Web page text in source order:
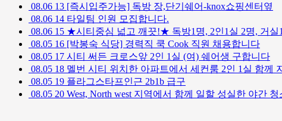
08.06 13 [즉시입주가능] 독방 장,단기쉐어-knox쇼핑센터옆
08.06 14 타일팀 인원 모집합니다.
08.06 15 ★시티중심 넓고 깨끗!★ 독방1명, 2인1실 2명, 거실
08.05 16 [박봉숙 식당] 경력직 쿡 Cook 직원 채용합니다
08.05 17 시티 써든 크로스앞 2인 1실 (여) 쉐어생 구합니다
08.05 18 멜번 시티 위치한 아파트에서 세컨룸 2인 1실 함께
08.05 19 플라그스타프인근 2b1b 급구
08.05 20 West, North west 지역에서 함께 일할 성실한 야간